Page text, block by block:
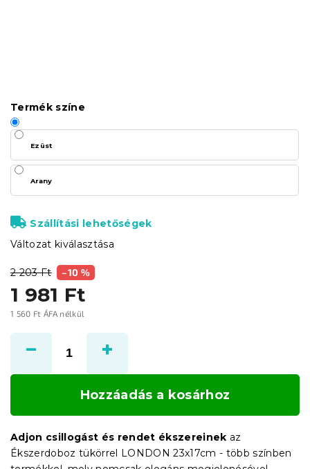
2 203 Ft –10 %
1 981 Ft
1 560 Ft ÁFA nélkül
Változat kiválasztása
Termék színe
Ezüst
Arany
Szállítási lehetőségek
Hozzáadás a kosárhoz
Adjon csillogást és rendet ékszereinek az
Ékszerdoboz tükörrel LONDON 23x17cm - több színben